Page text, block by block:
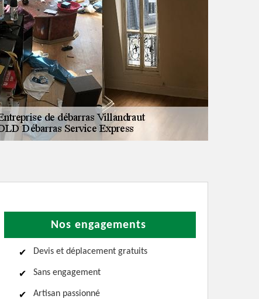
Nos engagements
Devis et déplacement gratuits
Sans engagement
Artisan passionné